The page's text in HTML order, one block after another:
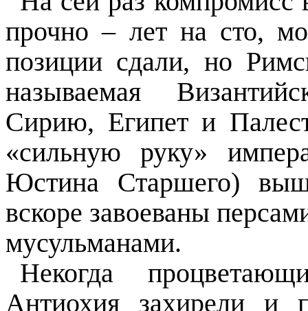
прочно – лет на сто,
позиции сдали, но
называемая
Сирию, Египет и
«сильную руку»
Юстина Старшего)
вскоре завоеваны
мусульманами.
Некогда
Антиохия захирели и